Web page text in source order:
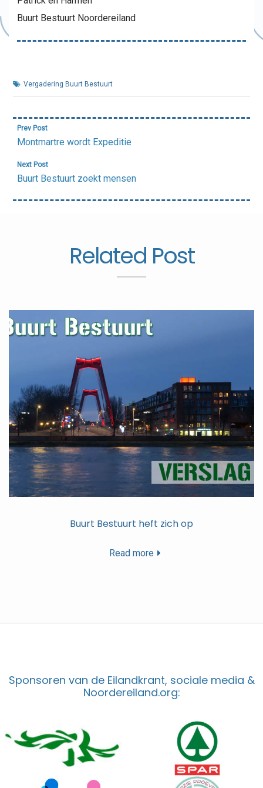
Buurt Bestuurt Noordereiland
Vergadering Buurt Bestuurt
Bericht
navigatie
Prev Post
Montmartre wordt Expeditie
Next Post
Buurt Bestuurt zoekt mensen
Related Post
Buurt Bestuurt heft zich op
Read more
Sponsoren van de Eilandkrant, sociale media &
Noordereiland.org: